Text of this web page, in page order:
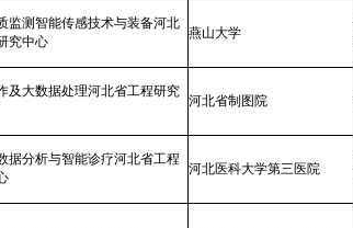
监测智能传感技术与装备河北
究中心
燕山大学
及大数据处理河北省工程研究
河北省制图院
据分析与智能诊疗河北省工程
河北医科大学第三医院